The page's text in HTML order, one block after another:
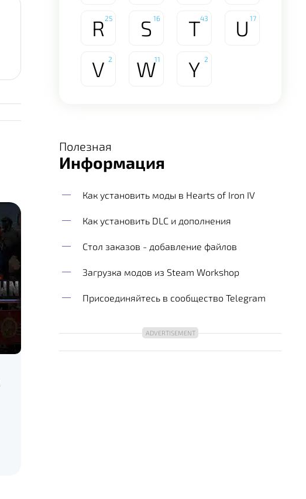
R 25 S 16 T43 U 17
V 2 W11 Y 2
Полезная
Информация
Как установить моды в Hearts of Iron IV
Как установить DLC и дополнения
Стол заказов - добавление файлов
Загрузка модов из Steam Workshop
Присоединяйтесь в сообщество Telegram